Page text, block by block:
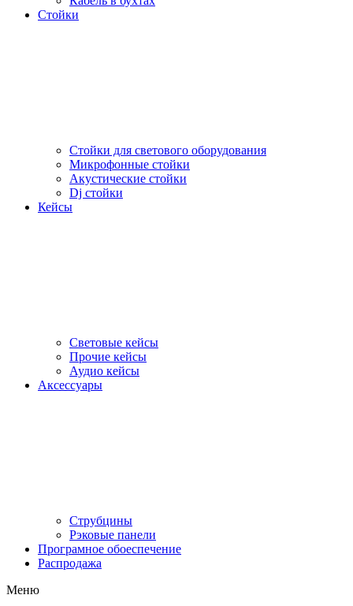
Стойки
Стойки для светового оборудования
Микрофонные стойки
Акустические стойки
Dj стойки
Кейсы
Световые кейсы
Прочие кейсы
Аудио кейсы
Аксессуары
Струбцины
Рэковые панели
Програмное обоеспечение
Распродажа
Меню